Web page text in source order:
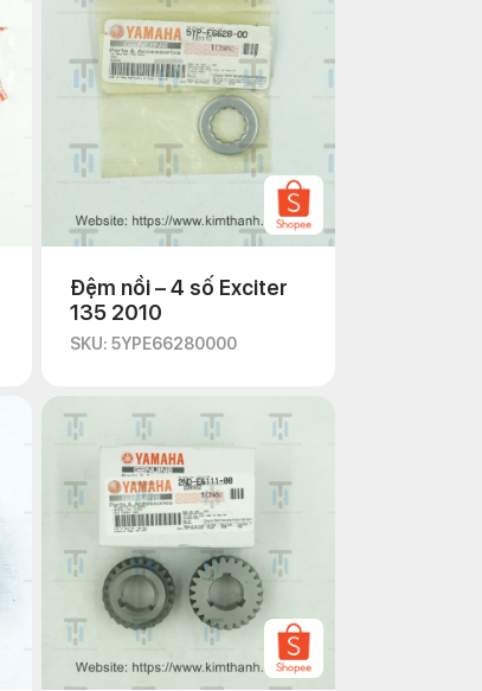
Đệm nồi – 4 số Exciter
135 2010
SKU: 5YPE66280000